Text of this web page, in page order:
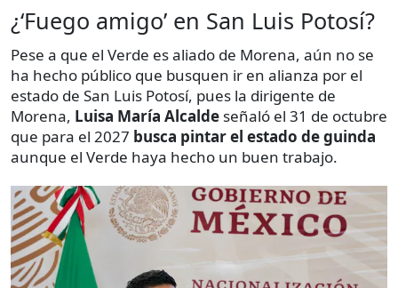
¿‘Fuego amigo’ en San Luis Potosí?
Pese a que el Verde es aliado de Morena, aún no se
ha hecho público que busquen ir en alianza por el
estado de San Luis Potosí, pues la dirigente de
Morena, Luisa María Alcalde señaló el 31 de octubre
que para el 2027 busca pintar el estado de guinda
aunque el Verde haya hecho un buen trabajo.